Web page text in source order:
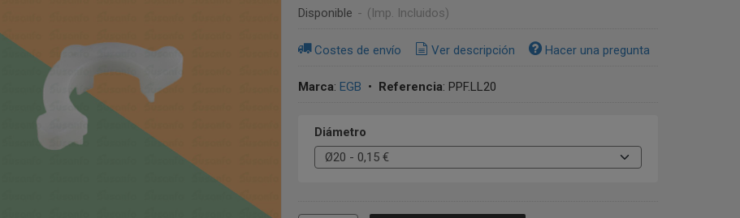
Disponible - (Imp. Incluidos)
Costes de envío Ver descripción Hacer una pregunta
Marca: EGB • Referencia: PPF.LL20
Diámetro